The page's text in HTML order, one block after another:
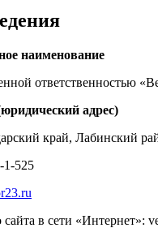
наименование
ответственностью
адрес)
край, Лабинский
1-525
в сети «Интернет»: